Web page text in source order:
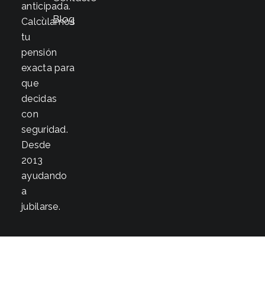
anticipada.
Calculamos
tu
pensión
exacta para
que
decidas
con
seguridad.
Desde
2013
ayudando
a
jubilarse.
Blog